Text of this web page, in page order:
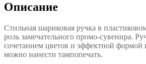
Описание
Стильная шариковая ручка в
роль замечательного промо-сувенира.
сочетанием цветов и эффектной формой
можно нанести тампопечать.